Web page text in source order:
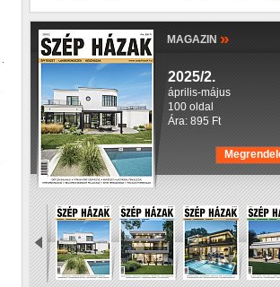
MAGAZIN »
2025/2.
április-május
100 oldal
Ára: 895 Ft